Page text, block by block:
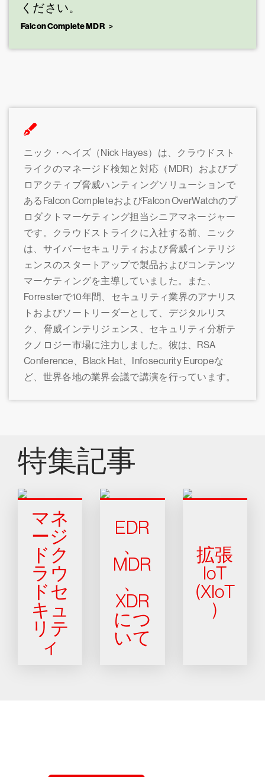
ください。
Falcon Complete MDR
ニック・ヘイズ（Nick Hayes）は、クラウドスト
ライクのマネージド検知と対応（MDR）およびプ
ロアクティブ脅威ハンティングソリューションで
あるFalcon CompleteおよびFalcon OverWatchのプ
ロダクトマーケティング担当シニアマネージャー
です。クラウドストライクに入社する前、ニック
は、サイバーセキュリティおよび脅威インテリジ
ェンスのスタートアップで製品およびコンテンツ
マーケティングを主導していました。また、
Forresterで10年間、セキュリティ業界のアナリス
トおよびソートリーダーとして、デジタルリス
ク、脅威インテリジェンス、セキュリティ分析テ
クノロジー市場に注力しました。彼は、RSA
Conference、Black Hat、Infosecurity Europeな
ど、世界各地の業界会議で講演を行っています。
特集記事
マネ
ージ
ドク
ラウ
ドセ
キュ
リテ
ィ
EDR
、
MDR
、
XDR
につ
いて
拡張
IoT
(XIoT
)